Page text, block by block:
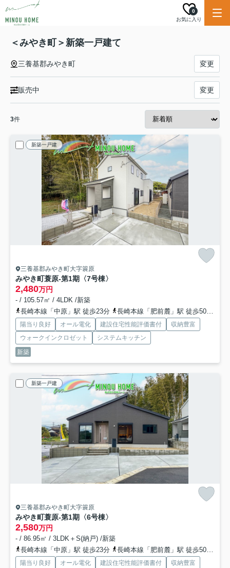
お気に入り
0
＜みやき町＞新築一戸建て
三養基郡みやき町 変更
販売中 変更
3件
新築一戸建
三養基郡みやき町大字簑原
みやき町蓑原-第1期 〈7号棟〉
2,480万円
- / 105.57㎡ / 4LDK /新築
長崎本線「中原」駅 徒歩23分
長崎本線「肥前麓」駅 徒歩50分
陽当り良好 オール電化 建設住宅性能評価書付
収納豊富
ウォークインクロゼット
システムキッチン
新築
新築一戸建
三養基郡みやき町大字簑原
みやき町蓑原-第1期 〈6号棟〉
2,580万円
- / 86.95㎡ / 3LDK＋S(納戸) /新築
長崎本線「中原」駅 徒歩23分
長崎本線「肥前麓」駅 徒歩50分
陽当り良好 オール電化 建設住宅性能評価書付
収納豊富